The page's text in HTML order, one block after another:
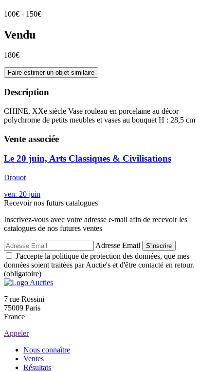
100€ - 150€
Vendu
180€
Faire estimer un objet similaire
Description
CHINE, XXe siècle Vase rouleau en porcelaine au décor
polychrome de petits meubles et vases au bouquet H : 28,5 cm
Vente associée
Le 20 juin, Arts Classiques & Civilisations
Drouot
ven. 20 juin
Recevoir nos futurs catalogues
Inscrivez-vous avec votre adresse e-mail afin de recevoir les
catalogues de nos futures ventes
Adresse Email S'inscrire
J'accepte la politique de protection des données, que mes
données soient traitées par Auctie's et d'être contacté en retour.
(obligatoire)
7 rue Rossini
75009 Paris
France
Appeler
Nous connaître
Ventes
Résultats